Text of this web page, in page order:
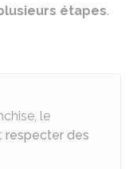
étapes.
le
respecter des